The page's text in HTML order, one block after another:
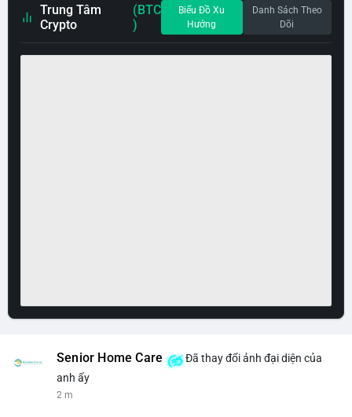
Trung Tâm
Crypto
(BTC
)
Biểu Đồ Xu
Hướng
Danh Sách Theo
Dõi
Senior Home Care
Đã thay đổi ảnh đại diện của
anh ấy
2 m